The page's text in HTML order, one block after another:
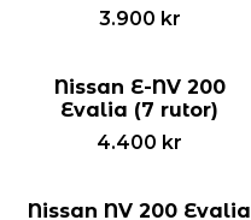
3.900 kr
Nissan E-NV 200
Evalia (7 rutor)
4.400 kr
Nissan NV 200 Evalia